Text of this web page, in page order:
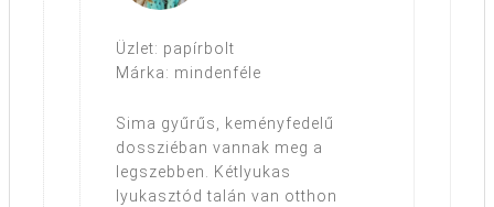
Üzlet: papírbolt
Márka: mindenféle
Sima gyűrűs, keményfedelű
dossziéban vannak meg a
legszebben. Kétlyukas
lyukasztód talán van otthon